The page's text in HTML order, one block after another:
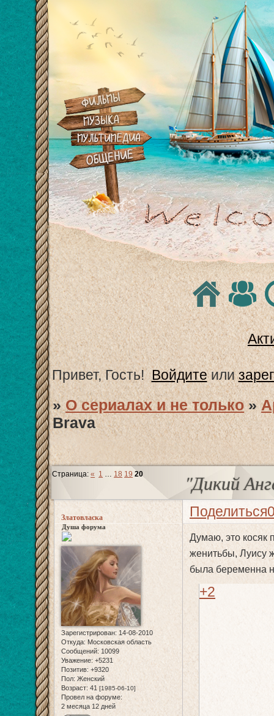
Привет, Гость! Войдитеили
»О сериалах и не только »
Brava
"Дикий
Страница:« 1 … 18 19 20
Поделиться
Златовласка
Душа форума
Зарегистрирован: 14-08-2010
Откуда: Московская область
Сообщений: 10099
Уважение: +5231
Позитив: +9320
Пол: Женский
Возраст: 41 [1985-06-10]
Провел на форуме:
2 месяца 12 дней
Думаю, это косяк
женитьбы, Луису
была беременна
+2